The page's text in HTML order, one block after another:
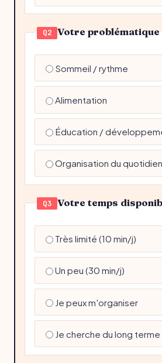
Q2 Votre
Sommeil / rythme
Alimentation
Éducation /
Organisation du quotidien
Q3 Votre temps
Très limité (10 min/j)
Un peu (30 min/j)
Je peux m'organiser
Je cherche du long terme